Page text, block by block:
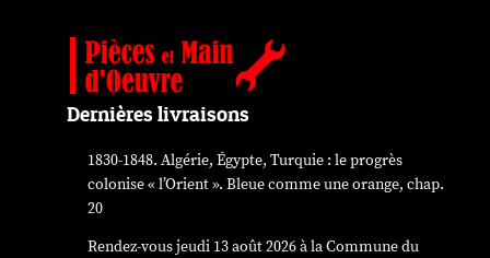
Dernières livraisons
1830-1848. Algérie, Égypte, Turquie : le progrès
colonise « l’Orient ». Bleue comme une orange, chap.
20
Rendez-vous jeudi 13 août 2026 à la Commune du